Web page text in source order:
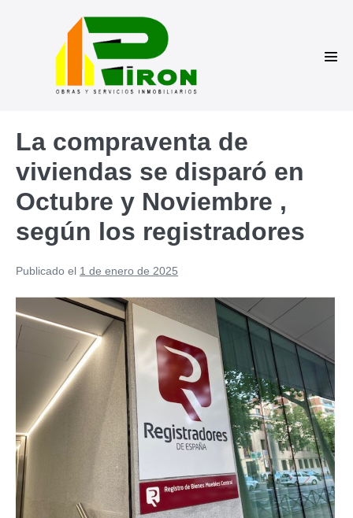
La compraventa de
viviendas se disparó en
Octubre y Noviembre ,
según los registradores
Publicado el 1 de enero de 2025